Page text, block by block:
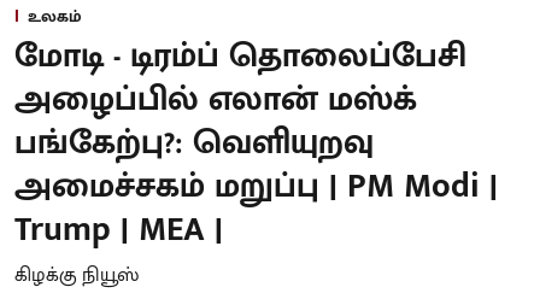
உலகம்
மோடி - டிரம்ப் தொலைப்பேசி
அழைப்பில் எலான் மஸ்க்
பங்கேற்பு?: வெளியுறவு
அமைச்சகம் மறுப்பு | PM Modi |
Trump | MEA |
கிழக்கு நியூஸ்